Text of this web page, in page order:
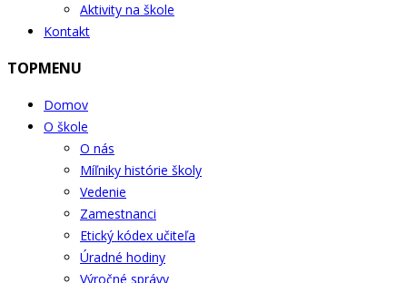
Aktivity na škole
Kontakt
TOPMENU
Domov
O škole
O nás
Míľniky histórie školy
Vedenie
Zamestnanci
Etický kódex učiteľa
Úradné hodiny
Výročné správy